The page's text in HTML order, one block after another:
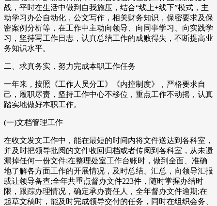
战，平时在生活中做到自我施压，结合“线上+线下”模式，主
动学习办公自动化，公文写作，相关财务知识，保密要求及保
密案例分析等，在工作中主动向领导、向同事学习、向实践学
习，坚持写工作日志，认真总结工作的成败得失，不断提高业
务知识水平。
二、求真务实，努力完成本职工作任务
一年来，按照《工作人员分工》《内控制度》，严格要求自
己，履职尽责，坚持工作中心不移位，重点工作不动摇，认真
踏实地做好本职工作。
(一)文档管理工作
在收文发文工作中，能在最短的时间内将文件送达到各科室，
并及时把领导批阅的文件收回归档或者传阅到各科室，从未遗
漏掉任何一份文件;在整理处室工作台账时，做到全面、准确
地了解各方面工作的开展情况，及时总结、汇总，向领导汇报
或让领导备查;全年共重点督办文件223件，随时掌握办结时
限，跟踪办理情况，确定承办责任人，全年督办文件逾期;在
起草文稿时，能及时完成领导交付的任务，同时在组织会务、